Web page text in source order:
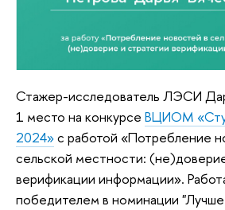
Стажер-исследователь ЛЭСИ
1 место на конкурсе ВЦИОМ
2024»с работой «Потребление
сельской местности:
верификации информации».
победителем в номинации